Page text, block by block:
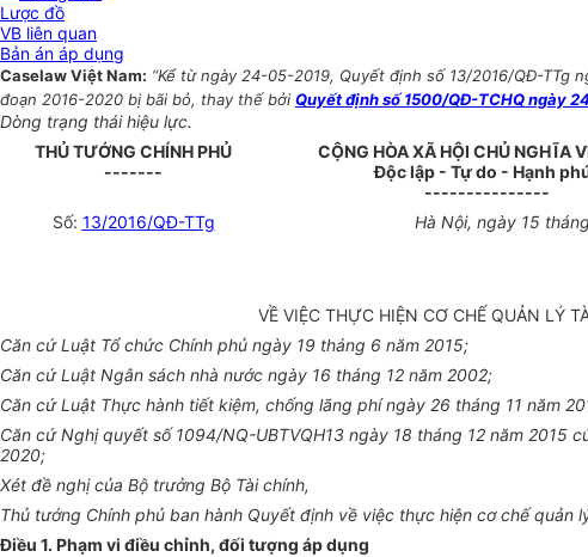
Lược đồ
VB liên quan
Bản án áp dụng
Caselaw Việt Nam: “Kể từ ngày 24-05-2019, Quyết định số 13/2016/QĐ-TTg
đoạn 2016-2020 bị bãi bỏ, thay thế bởi Quyết định số 1500/QĐ-TCHQ ngày
Dòng trạng thái hiệu lực.
THỦ TƯỚNG CHÍNH PHỦ
-------
CỘNG HÒA XÃ HỘI CHỦ NGHĨA
Độc lập - Tự do - Hạnh
---------------
Số: 13/2016/QĐ-TTg Hà Nội, ngày 15 tháng
VỀ VIỆC THỰC HIỆN CƠ CHẾ QUẢN LÝ
Căn cứ Luật Tổ chức Chính phủ ngày 19 tháng 6 năm 2015;
Căn cứ Luật Ngân sách nhà nước ngày 16 tháng 12 năm 2002;
Căn cứ Luật Thực hành tiết kiệm, chống lãng phí ngày 26 tháng 11 năm
Căn cứNghị quyết số1094/NQ-UBTVQH13 ngày 18 tháng 12 năm 2015
2020;
Xét đề nghị của Bộ trưởng Bộ Tài chính,
Thủ tướng Chính phủ ban hành Quyết định về việc thực hiện cơ chếquản
Điều 1. Phạm vi điều chỉnh, đối tượng áp dụng